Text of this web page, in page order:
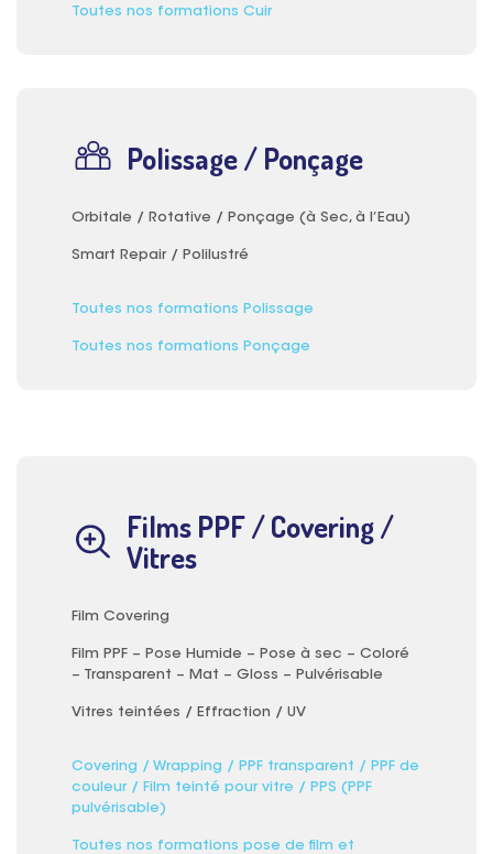
Toutes nos formations Cuir
Polissage / Ponçage
Orbitale / Rotative / Ponçage (à Sec, à l’Eau)
Smart Repair / Polilustré
Toutes nos formations Polissage
Toutes nos formations Ponçage
Films PPF / Covering /
Vitres
Film Covering
Film PPF – Pose Humide – Pose à sec – Coloré
– Transparent – Mat – Gloss – Pulvérisable
Vitres teintées / Effraction / UV
Covering / Wrapping / PPF transparent / PPF de
couleur / Film teinté pour vitre / PPS (PPF
pulvérisable)
Toutes nos formations pose de film et